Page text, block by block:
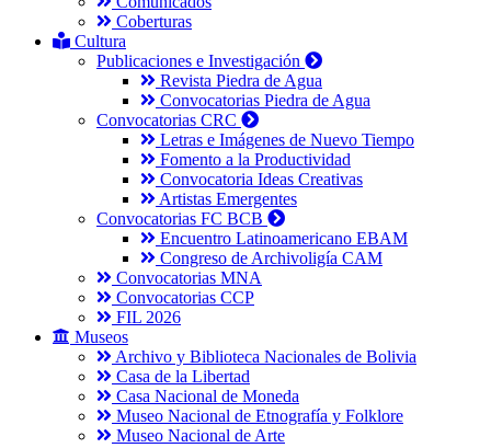
Coberturas
Cultura
Publicaciones e Investigación
Revista Piedra de Agua
Convocatorias Piedra de Agua
Convocatorias CRC
Letras e Imágenes de Nuevo Tiempo
Fomento a la Productividad
Convocatoria Ideas Creativas
Artistas Emergentes
Convocatorias FC BCB
Encuentro Latinoamericano EBAM
Congreso de Archivoligía CAM
Convocatorias MNA
Convocatorias CCP
FIL 2026
Museos
Archivo y Biblioteca Nacionales de Bolivia
Casa de la Libertad
Casa Nacional de Moneda
Museo Nacional de Etnografía y Folklore
Museo Nacional de Arte